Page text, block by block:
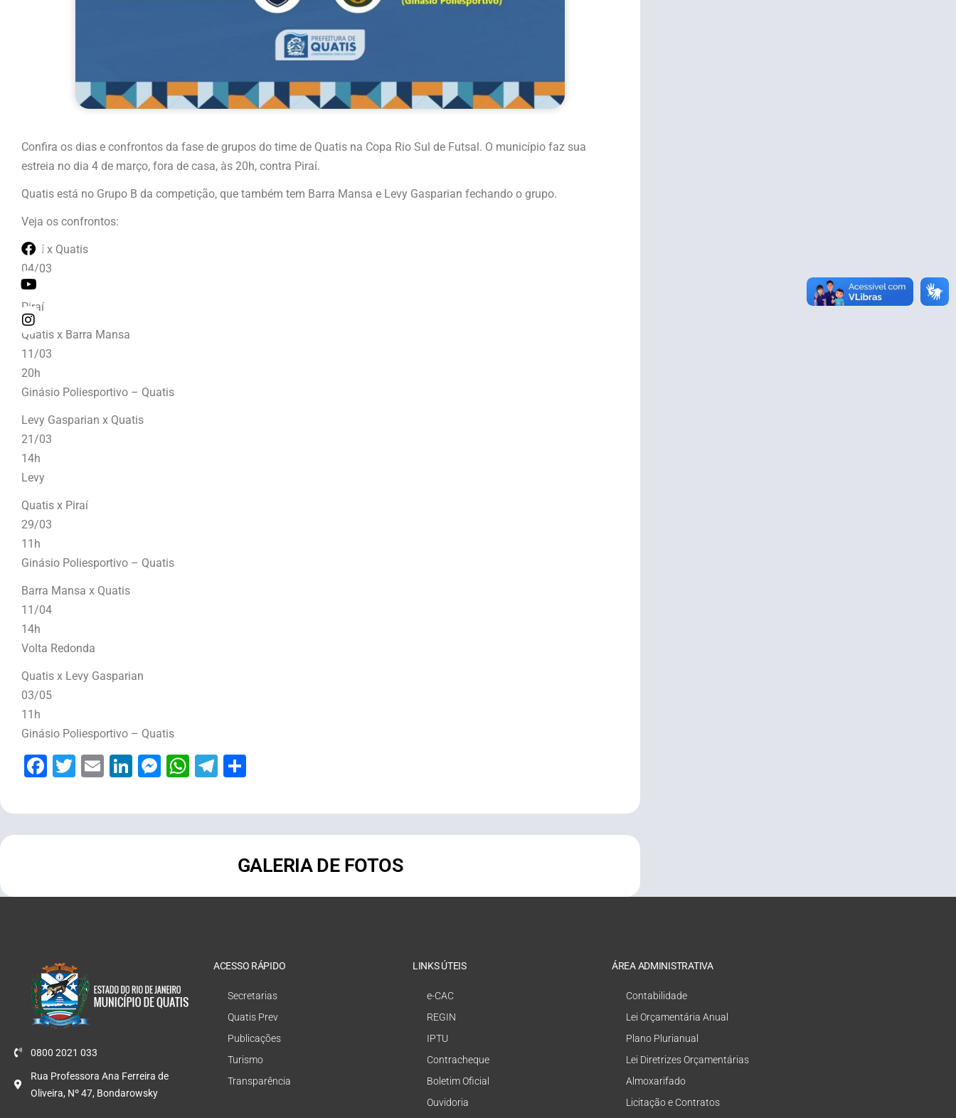
Confira os dias e confrontos da fase de grupos do time de Quatis na Copa Rio Sul de Futsal. O município faz sua
estreia no dia 4 de março, fora de casa, às 20h, contra Piraí.
Quatis está no Grupo B da competição, que também tem Barra Mansa e Levy Gasparian fechando o grupo.
Veja os confrontos:
Piraí x Quatis
04/03
20h
Piraí
Quatis x Barra Mansa
11/03
20h
Ginásio Poliesportivo – Quatis
Levy Gasparian x Quatis
21/03
14h
Levy
Quatis x Piraí
29/03
11h
Ginásio Poliesportivo – Quatis
Barra Mansa x Quatis
11/04
14h
Volta Redonda
Quatis x Levy Gasparian
03/05
11h
Ginásio Poliesportivo – Quatis
Facebook
Twitter
EmailLinkedIn
Messenger
WhatsApp
Telegram
GALERIA DE FOTOS
0800 2021 033
Rua Professora Ana Ferreira de
Oliveira, Nº 47, Bondarowsky
ACESSO RÁPIDO
Secretarias
Quatis Prev
Publicações
Turismo
Transparência
LINKS ÚTEIS
e-CAC
REGIN
IPTU
Contracheque
Boletim Oficial
Ouvidoria
ÁREA ADMINISTRATIVA
Contabilidade
Lei Orçamentária Anual
Plano Plurianual
Lei Diretrizes Orçamentárias
Almoxarifado
Licitação e Contratos